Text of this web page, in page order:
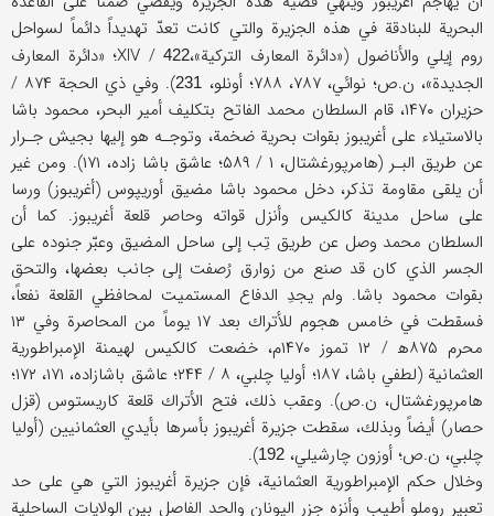
البحرية للبنادقة في هذه الجزيرة والتي كانت تعدّ تهديداً دائماً لسواحل
روم إيلي والأناضول («دائرة المعارف التركية»،XIV /422
؛ «دائرة المعارف
الجديدة»، ن.ص؛ نوائي، ۷۸۷، ۷۸۸؛ أونلو،
231
). وفي ذي الحجة ۸۷۴‍ /
حزيران ۱۴۷۰، قام السلطان محمد الفاتح بتكليف أمير البحر، محمود باشا
بالاستيلاء على أغريبوز بقوات بحرية ضخمة، وتوجـه هو إليها بجيش جـرار
عن طريق البـر (هامرپورغشتال، ۱ / ۵۸۹؛ عاشق باشا زاده، ۱۷۱). ومن غير
أن يلقى مقاومة تذكر، دخل محمود باشا مضيق أوريپوس (أغريبوز) ورسا
على ساحل مدينة كالكيس وأنزل قواته وحاصر قلعة أغريبوز. كما أن
السلطان محمد وصل عن طريق تِب إلى ساحل المضيق وعبّر جنوده على
الجسر الذي كان قد صنع من زوارق رُصفت إلى جانب بعضها، والتحق
بقوات محمود باشا. ولم يجدِ الدفاع المستميت لمحافظي القلعة نفعاً،
فسقطت في خامس هجوم للأتراك بعد ۱۷ يوماً من المحاصرة وفي ۱۳
محرم ۸۷۵ه‍ / ۱۲ تموز ۱۴۷۰م، خضعت كالكيس لهيمنة الإمبراطورية
العثمانية (لطفي باشا، ۱۸۷؛ أوليا چلبي، ۸ / ۲۴۴؛ عاشق باشازاده، ۱۷۱، ۱۷۲؛
هامرپورغشتال، ن.ص). وعقب ذلك، فتح الأتراك قلعة كاريستوس (قزل
حصار) أيضاً وبذلك، سقطت جزيرة أغريبوز بأسرها بأيدي العثمانيين (أوليا
چلبي، ن.ص؛ أوزون چارشيلي، 192
).
وخلال حكم الإمبراطورية العثمانية، فإن جزيرة أغريبوز التي هي على حد
تعبير روملو أطيب وأنزه جزر اليونان والحد الفاصل بين الولايات الساحلية